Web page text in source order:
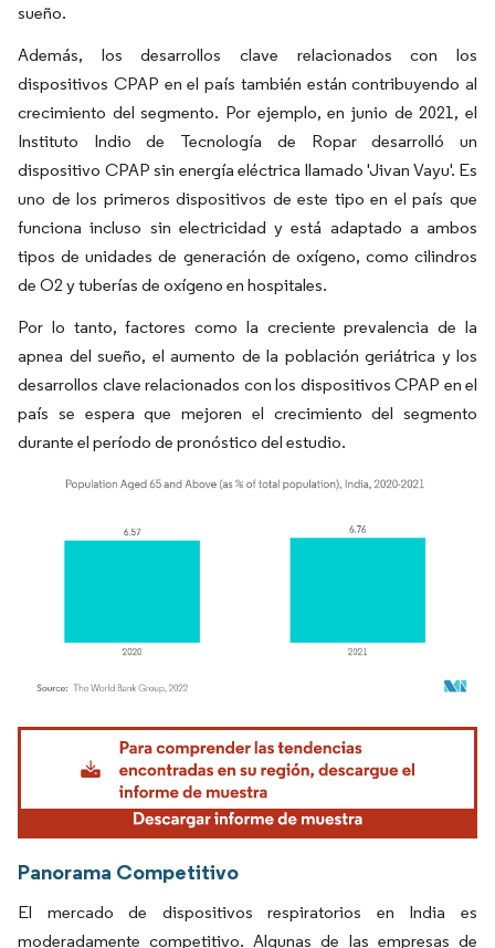
sueño.
Además, los desarrollos clave relacionados con los
dispositivos CPAP en el país también están contribuyendo al
crecimiento del segmento. Por ejemplo, en junio de 2021, el
Instituto Indio de Tecnología de Ropar desarrolló un
dispositivo CPAP sin energía eléctrica llamado 'Jivan Vayu'. Es
uno de los primeros dispositivos de este tipo en el país que
funciona incluso sin electricidad y está adaptado a ambos
tipos de unidades de generación de oxígeno, como cilindros
de O2 y tuberías de oxígeno en hospitales.
Por lo tanto, factores como la creciente prevalencia de la
apnea del sueño, el aumento de la población geriátrica y los
desarrollos clave relacionados con los dispositivos CPAP en el
país se espera que mejoren el crecimiento del segmento
durante el período de pronóstico del estudio.
Imagen © Mordor Intelligence. El uso requiere atribución según CC BY 4.0.
Panorama Competitivo
El mercado de dispositivos respiratorios en India es
moderadamente competitivo. Algunas de las empresas de